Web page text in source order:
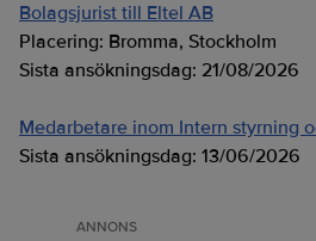
Bolagsjurist till Eltel AB
Placering: Bromma, Stockholm
Sista ansökningsdag: 21/08/2026
Medarbetare inom Intern styrning
Sista ansökningsdag: 13/06/2026
ANNONS